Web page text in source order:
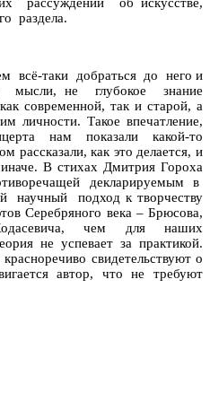
раздела.
всё-таки добраться до него и
мысли, не глубокое знание
современной, так и старой, а
личности. Такое впечатление,
нам показали какой-то
как это делается, и
В стихах Дмитрия Гороха
декларируемым в
научный подход к творчеству
Серебряного века – Брюсова,
чем для наших
не успевает за практикой.
свидетельствуют о
автор, что не требуют